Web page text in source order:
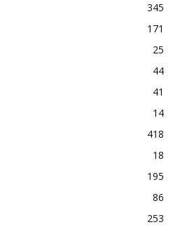
345
171
25
44
41
14
418
18
195
86
253